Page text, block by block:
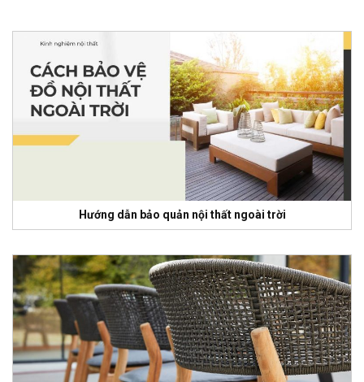
Hướng dẫn bảo quản nội thất ngoài trời